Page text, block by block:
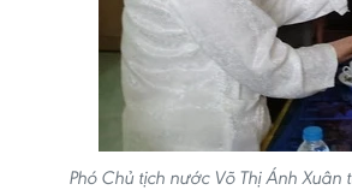
Phó Chủ tịch nước Võ Thị Ánh